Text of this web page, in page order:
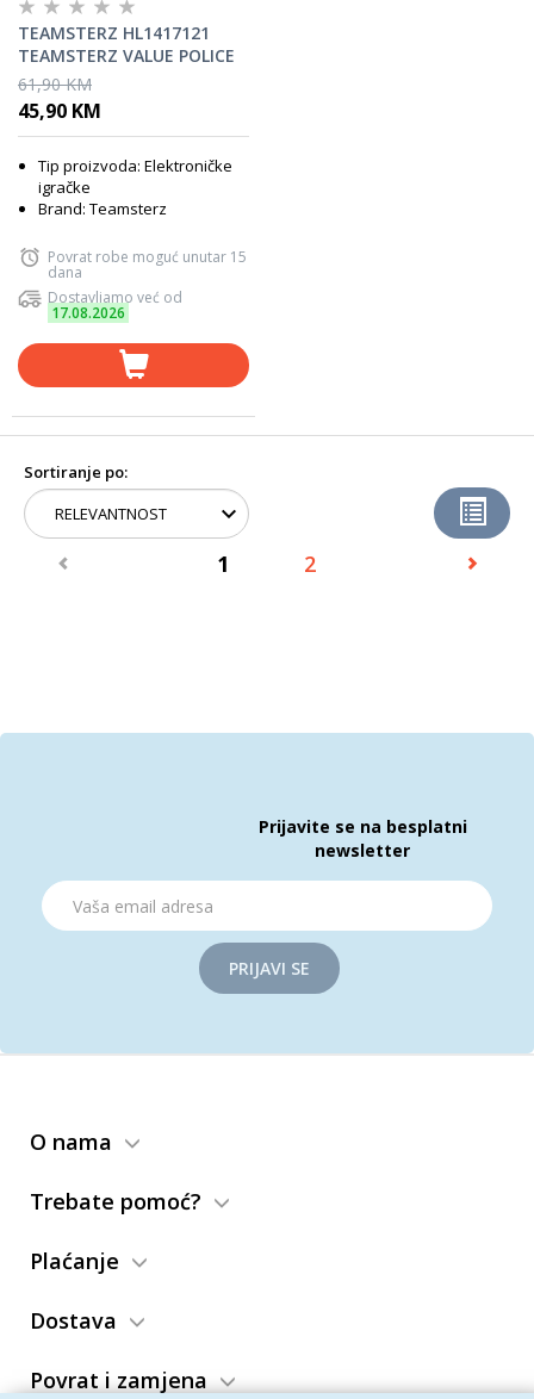
TEAMSTERZ HL1417121
TEAMSTERZ VALUE POLICE
INTERCEPTOR LS M
61,90 KM
45,90 KM
Tip proizvoda: Elektroničke
igračke
Brand: Teamsterz
Povrat robe moguć unutar 15
dana
Dostavljamo već od
17.08.2026
Sortiranje po:
1 2
Prijavite se na besplatni
newsletter
PRIJAVI SE
O nama
Trebate pomoć?
Plaćanje
Dostava
Povrat i zamjena